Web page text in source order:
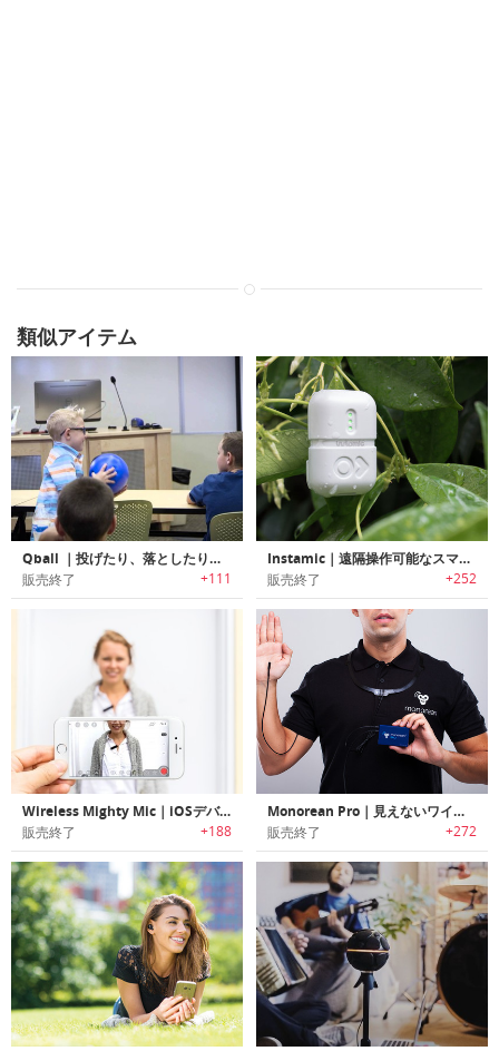
類似アイテム
Qball ｜投げたり、落としたり、転がしたり出来るボール型マイク「キューボール」
販売終了 +111
Instamic｜遠隔操作可能なスマート＆スモールな小型マイク「インスタミック」
販売終了 +252
Wireless Mighty Mic｜iOSデバイス専用ワイヤレスマイク「マイティーマイク」
販売終了 +188
Monorean Pro｜見えないワイヤレスイヤホンカメラ「モノリーンプロ」
販売終了 +272